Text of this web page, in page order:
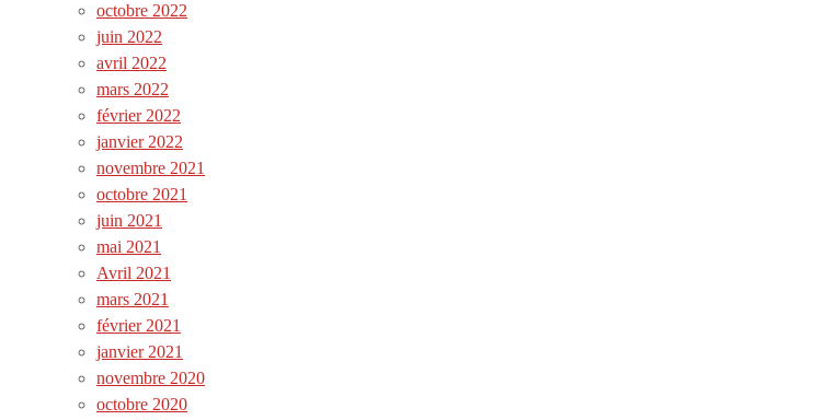
octobre 2022
juin 2022
avril 2022
mars 2022
février 2022
janvier 2022
novembre 2021
octobre 2021
juin 2021
mai 2021
Avril 2021
mars 2021
février 2021
janvier 2021
novembre 2020
octobre 2020